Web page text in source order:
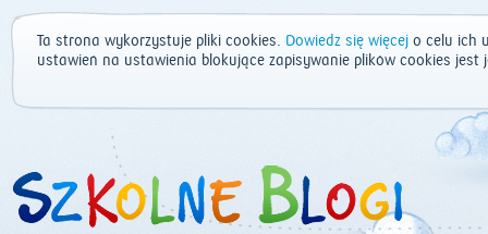
Ta strona wykorzystuje pliki cookies. Dowiedz się więcej o celu ich
ustawień na ustawienia blokujące zapisywanie plików cookies